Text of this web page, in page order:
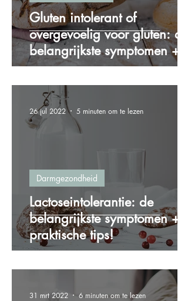
Gluten intolerant of
overgevoelig voor gluten: de
belangrijkste symptomen + 4
praktische tips!
Lactoseintolerantie: de
belangrijkste symptomen + 5
praktische tips!
Darmgezondheid
26 jul 2022 5 minuten om te lezen
31 mrt 2022 6 minuten om te lezen